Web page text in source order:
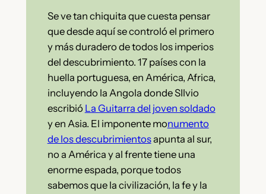
Se ve tan chiquita que cuesta pensar
que desde aquí se controló el primero
y más duradero de todos los imperios
del descubrimiento. 17 países con la
huella portuguesa, en América, Africa,
incluyendo la Angola donde SIlvio
escribió La Guitarra del joven soldado
y en Asia. El imponente monumento
de los descubrimientosapunta al sur,
no a América y al frente tiene una
enorme espada, porque todos
sabemos que la civilización, la fe y la